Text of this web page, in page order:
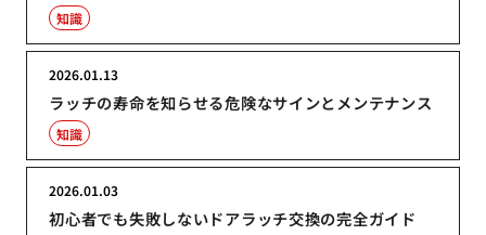
知識
ラッチの寿命を知らせる危険なサインとメンテナンス
2026.01.13
知識
初心者でも失敗しないドアラッチ交換の完全ガイド
2026.01.03